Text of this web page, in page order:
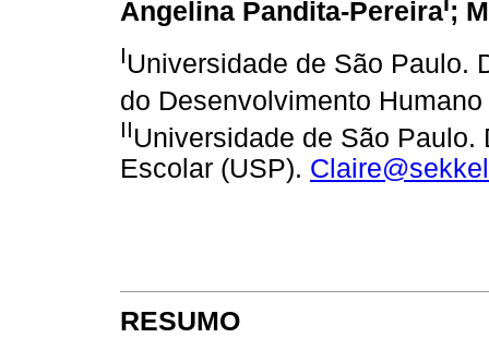
Angelina Pandita-Pereira ;
IUniversidade de São Paulo.
do Desenvolvimento
IIUniversidade de São
Escolar (USP).
RESUMO